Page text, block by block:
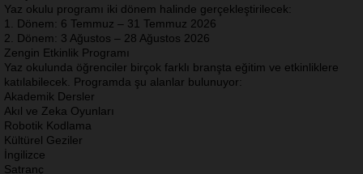
Yaz okulu programı iki dönem halinde gerçekleştirilecek:
1. Dönem: 6 Temmuz – 31 Temmuz 2026
2. Dönem: 3 Ağustos – 28 Ağustos 2026
Zengin Etkinlik Programı
Yaz okulunda öğrenciler birçok farklı branşta eğitim ve etkinliklere
katılabilecek. Programda şu alanlar bulunuyor:
Akademik Dersler
Akıl ve Zeka Oyunları
Robotik Kodlama
Kültürel Geziler
İngilizce
Satranç